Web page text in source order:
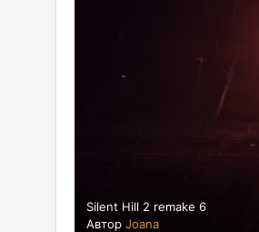
Silent Hill 2 remake 6
Автор Joana